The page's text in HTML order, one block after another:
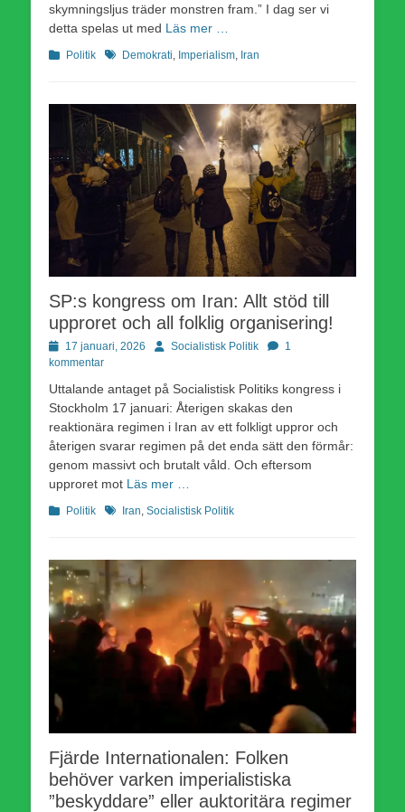
skymningsljus träder monstren fram.” I dag ser vi
detta spelas ut med Läs mer …
Kategorier
Politik EtiketterDemokrati, Imperialism, Iran
SP:s kongress om Iran: Allt stöd till
upproret och all folklig organisering!
Publicerad
den
17 januari, 2026 Författare
Socialistisk Politik
1
kommentar
Uttalande antaget på Socialistisk Politiks kongress i
Stockholm 17 januari: Återigen skakas den
reaktionära regimen i Iran av ett folkligt uppror och
återigen svarar regimen på det enda sätt den förmår:
genom massivt och brutalt våld. Och eftersom
upproret mot Läs mer …
Kategorier
Politik Etiketter
Iran, Socialistisk Politik
Fjärde Internationalen: Folken
behöver varken imperialistiska
”beskyddare” eller auktoritära regimer